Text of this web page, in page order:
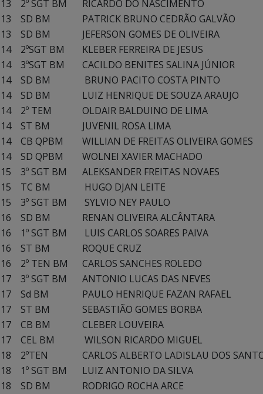
13 2º SGT BM
RICARDO DO NASCIMENTO
13
SD BM
PATRICK BRUNO CEDRÃO GALVÃO
13
SD BM
JEFERSON GOMES DE OLIVEIRA
14
2ºSGT BM
KLEBER FERREIRA DE JESUS
14
3ºSGT BM
CACILDO BENITES SALINA JÚNIOR
14
SD BM
BRUNO PACITO COSTA PINTO
14
SD BM
LUIZ HENRIQUE DE SOUZA ARAUJO
14
2º TEM
OLDAIR BALDUINO DE LIMA
14
ST BM
JUVENIL ROSA LIMA
14
CB QPBM
WILLIAN DE FREITAS OLIVEIRA GOMES
14
SD QPBM
WOLNEI XAVIER MACHADO
15
3º SGT BM
ALEKSANDER FREITAS NOVAES
15
TC BM
HUGO DJAN LEITE
15
3º SGT BM
SYLVIO NEY PAULO
16
SD BM
RENAN OLIVEIRA ALCÂNTARA
16
1º SGT BM
LUIS CARLOS SOARES PAIVA
16
ST BM
ROQUE CRUZ
16
2º TEN BM
CARLOS SANCHES ROLEDO
17
3º SGT BM
ANTONIO LUCAS DAS NEVES
17
Sd BM
PAULO HENRIQUE FAZAN RAFAEL
17
ST BM
SEBASTIÃO GOMES BORBA
17
CB BM
CLEBER LOUVEIRA
17
CEL BM
WILSON RICARDO MIGUEL
18
2ºTEN
CARLOS ALBERTO LADISLAU DOS
18
1º SGT BM
LUIZ ANTONIO DA SILVA
18
SD BM
RODRIGO ROCHA ARCE